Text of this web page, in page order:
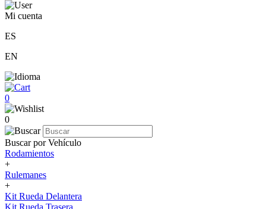
Mi cuenta
ES
EN
0
0
Buscar por Vehículo
Rodamientos
+
Rulemanes
+
Kit Rueda Delantera
Kit Rueda Trasera